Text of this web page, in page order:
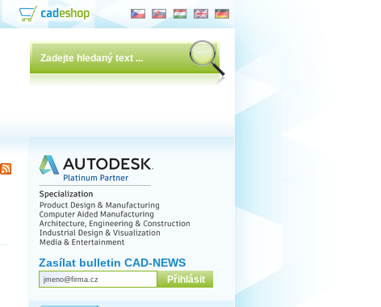
Zasílat bulletin CAD-NEWS